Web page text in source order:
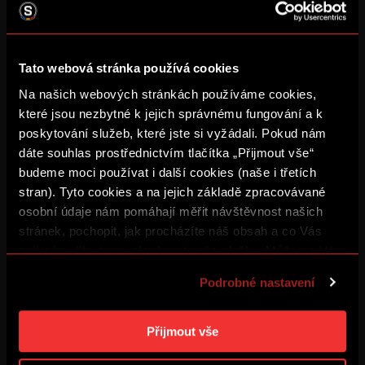
Tato webová stránka používá cookies
Na našich webových stránkách používáme cookies,
které jsou nezbytné k jejich správnému fungování a k
poskytování služeb, které jste si vyžádali. Pokud nám
dáte souhlas prostřednictvím tlačítka „Přijmout vše“
budeme moci používat i další cookies (naše i třetích
stran). Tyto cookies a na jejich základě zpracovávané
osobní údaje nám pomáhají měřit návštěvnost našich
stránek, pochopit, jak procházíte náš obsah a co Vás
zajímá a díky tomu zlepšovat naše služby. Můžeme Vám
reklamu na základě Vašich preferencí. Jednotlivé
cookies a účely zpracování si můžete nastavit v
„Podrobném nastavení“. Nastavení cookies si můžete
kdykoliv změnit. Jak takovou úpravu provést a další
Podrobné nastavení
Přijmout vše
(*21. 1. 1900 - †24. 2. 1956)
let. Vzhledem k mimořádnému talentu byl ještě jako
mužstva. Chyběla mu však tvrdá střela a tak byl brzy přeřazen
na kraj zálohy, což se ukázalo jako šťastný krok. V období 1920
– 1923 byl klíčovým hráčem železného týmu, osmkrát pomohl
Spartě k umístění na první příčce v nejvyšší domácí soutěži, a